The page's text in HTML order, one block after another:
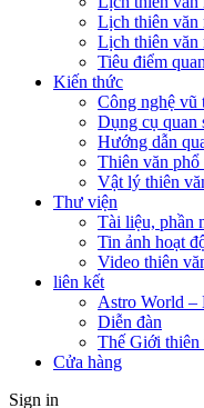
Lịch thiên văn
Lịch thiên văn
Tiêu điểm
Kiến thức
Công nghệ vũ
Dụng cụ quan
Hướng dẫn
Thiên văn phổ
Vật lý thiên
Thư viện
Tài liệu, phần
Tin ảnh hoạt
Video thiên
liên kết
Astro World –
Diễn đàn
Thế Giới thiên
Cửa hàng
Sign in